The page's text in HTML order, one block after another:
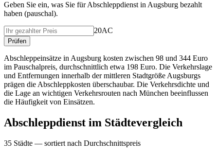
Geben Sie ein, was Sie fürAbschleppdienst in Augsburg bezahlt
haben (pauschal).
20AC
Prüfen
Abschleppeinsätze in Augsburg kosten zwischen 98 und 344 Euro
im Pauschalpreis, durchschnittlich etwa 198 Euro. Die Verkehrslage
und Entfernungen innerhalb der mittleren Stadtgröße Augsburgs
prägen die Abschleppkosten überschaubar. Die Verkehrsdichte und
die Lage an wichtigen Verkehrsrouten nach München beeinflussen
die Häufigkeit von Einsätzen.
Abschleppdienst im Städtevergleich
35 Städte — sortiert nach Durchschnittspreis